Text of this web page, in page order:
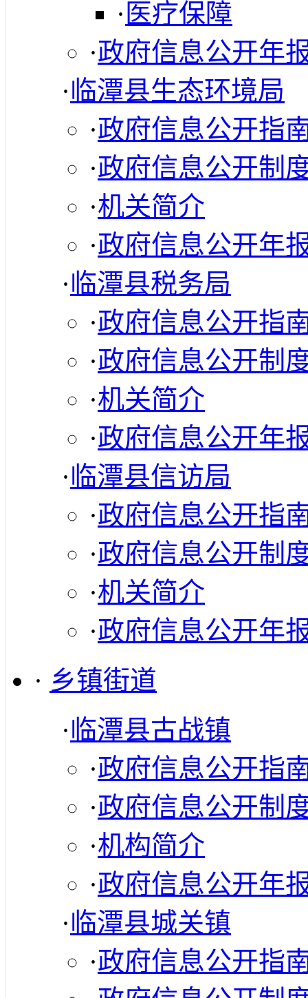
· 医疗保障
·政府信息公开年
·临潭县生态环境局
·政府信息公开指
·政府信息公开制
·机关简介
·政府信息公开年
·临潭县税务局
·政府信息公开指
·政府信息公开制
·机关简介
·政府信息公开年
·临潭县信访局
·政府信息公开指
·政府信息公开制
·机关简介
·政府信息公开年
· 乡镇街道
·临潭县古战镇
·政府信息公开指
·政府信息公开制
·机构简介
·政府信息公开年
·临潭县城关镇
·政府信息公开指